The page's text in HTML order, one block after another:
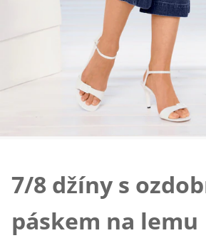
7/8 džíny s
páskem na lemu